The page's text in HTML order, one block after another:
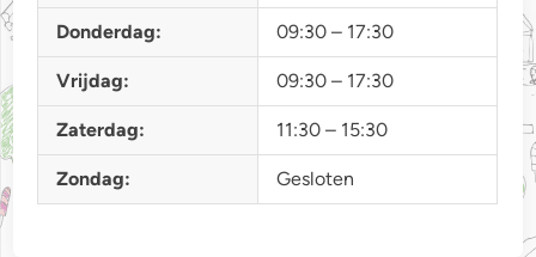
Donderdag: 09:30 – 17:30
Vrijdag: 09:30 – 17:30
Zaterdag: 11:30 – 15:30
Zondag: Gesloten